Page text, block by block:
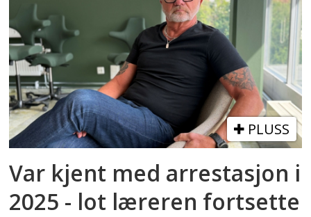
PLUSS
Var kjent med arrestasjon i
2025 - lot læreren fortsette